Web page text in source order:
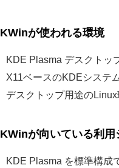
KWinが使われる環境
KDE Plasma デスクトッ
X11ベースのKDEシステ
デスクトップ用途のLinux
KWinが向いている利用
KDE Plasma を標準構成